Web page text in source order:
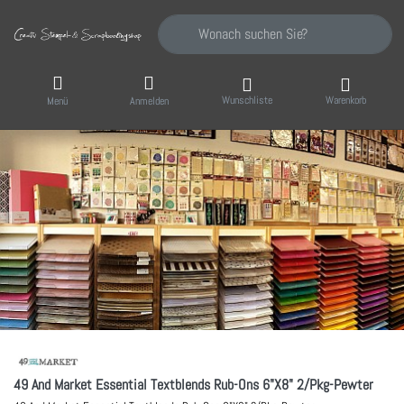
Geben Sie einen Suchbegriff ein. Während
Menü Anmelden Wunschliste Warenkorb
49 And Market Essential Textblends Rub-Ons 6"X8" 2/Pkg-Pewter